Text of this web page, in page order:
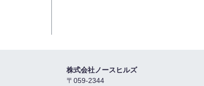
株式会社ノースヒルズ
〒059-2344